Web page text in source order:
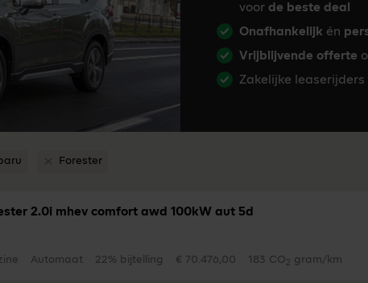
voor de beste deal
Onafhankelijk én
Vrijblijvende offerte
Zakelijke leaserijders
filter Subaru
Verwijder filter Forester
Forester
2.0i mhev comfort awd 100kW aut 5d
Automaat 22% bijtelling € 70.476,00 183 CO 2 gram/km